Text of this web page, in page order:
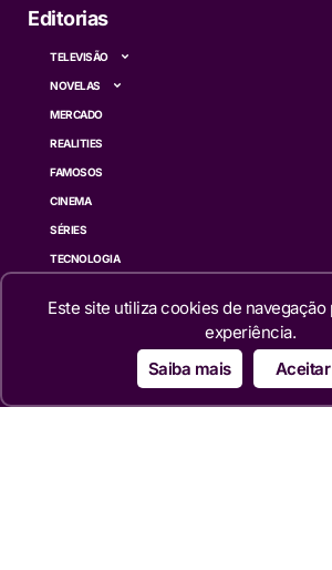
Editorias
TELEVISÃO
NOVELAS
MERCADO
REALITIES
FAMOSOS
CINEMA
SÉRIES
TECNOLOGIA
ÚLTIMAS NOTÍCIAS
QUEM SOMOS
Este site utiliza cookies de navegação
experiência.
Saiba mais
Aceitar